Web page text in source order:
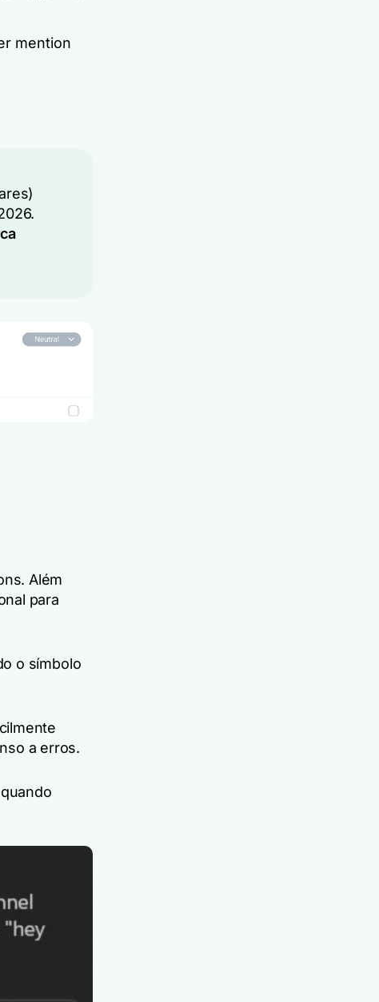
mention
Além
para
o símbolo
a erros.